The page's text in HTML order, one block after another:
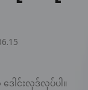
ေါင်းလုဒ်လုပ်ပါ။